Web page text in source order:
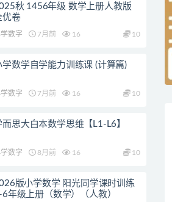
秋 1456年级 数学上册人教版
优卷
数字 7月前 16 10
学数学自学能力训练课 (计算篇)
数字 7月前 16 10
而思大白本数学思维【L1-L6】
数字 8月前 16 10
版小学数学 阳光同学课时训练
6年级上册（数学）（人教）